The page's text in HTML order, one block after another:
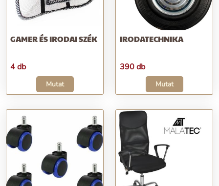
GAMER ÉS IRODAI SZÉK
4 db
Mutat
IRODATECHNIKA
390 db
Mutat